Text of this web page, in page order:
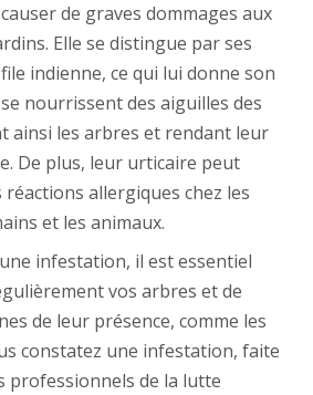
de graves dommages aux
Elle se distingue par ses
indienne, ce qui lui donne son
nourrissent des aiguilles des
ainsi les arbres et rendant leur
De plus, leur urticaire peut
allergiques chez les
et les animaux.
infestation, il est essentiel
vos arbres et de
de leur présence, comme les
constatez une infestation, faite
professionnels de la lutte